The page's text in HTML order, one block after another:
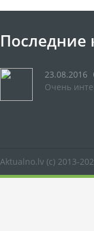
23.08.2016
Очень
Aktualno.lv (c) 2013-